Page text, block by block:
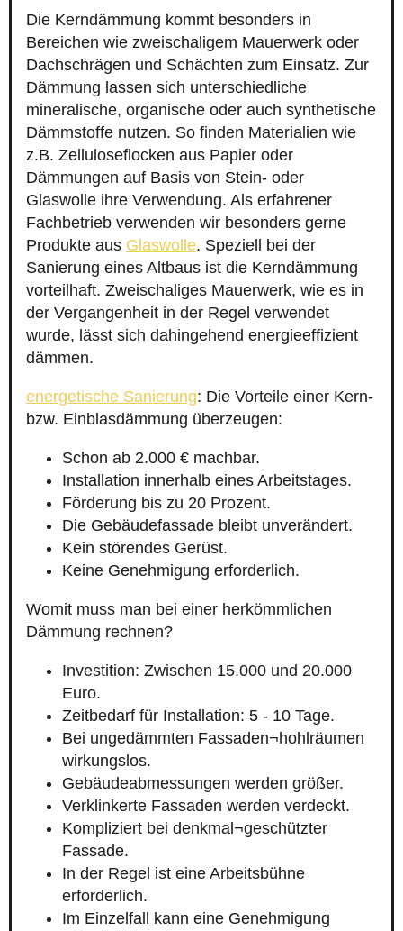
Die Kerndämmung kommt besonders in
Bereichen wie zweischaligem Mauerwerk oder
Dachschrägen und Schächten zum Einsatz. Zur
Dämmung lassen sich unterschiedliche
mineralische, organische oder auch synthetische
Dämmstoffe nutzen. So finden Materialien wie
z.B. Zelluloseflocken aus Papier oder
Dämmungen auf Basis von Stein- oder
Glaswolle ihre Verwendung. Als erfahrener
Fachbetrieb verwenden wir besonders gerne
Produkte aus Glaswolle. Speziell bei der
Sanierung eines Altbaus ist die Kerndämmung
vorteilhaft. Zweischaliges Mauerwerk, wie es in
der Vergangenheit in der Regel verwendet
wurde, lässt sich dahingehend energieeffizient
dämmen.
energetische Sanierung: Die Vorteile einer Kern-
bzw. Einblasdämmung überzeugen:
Schon ab 2.000 € machbar.
Installation innerhalb eines Arbeitstages.
Förderung bis zu 20 Prozent.
Die Gebäudefassade bleibt unverändert.
Kein störendes Gerüst.
Keine Genehmigung erforderlich.
Womit muss man bei einer herkömmlichen
Dämmung rechnen?
Investition: Zwischen 15.000 und 20.000
Euro.
Zeitbedarf für Installation: 5 - 10 Tage.
Bei ungedämmten Fassaden¬hohlräumen
wirkungslos.
Gebäudeabmessungen werden größer.
Verklinkerte Fassaden werden verdeckt.
Kompliziert bei denkmal¬geschützter
Fassade.
In der Regel ist eine Arbeitsbühne
erforderlich.
Im Einzelfall kann eine Genehmigung